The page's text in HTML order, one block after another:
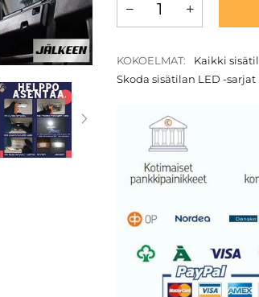
KOKOELMAT: Kaikki
Skoda sisätilan LED -sarjat